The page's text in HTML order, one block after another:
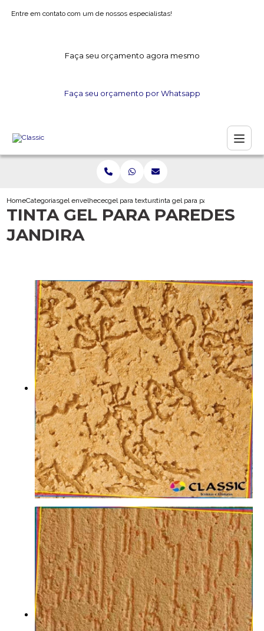
Entre em contato com um de nossos especialistas!
Faça seu orçamento agora mesmo
Faça seu orçamento por Whatsapp
HomeCategoriasgel envelhecedorgel para texturatinta gel para paredes jandira
TINTA GEL PARA PAREDES
JANDIRA